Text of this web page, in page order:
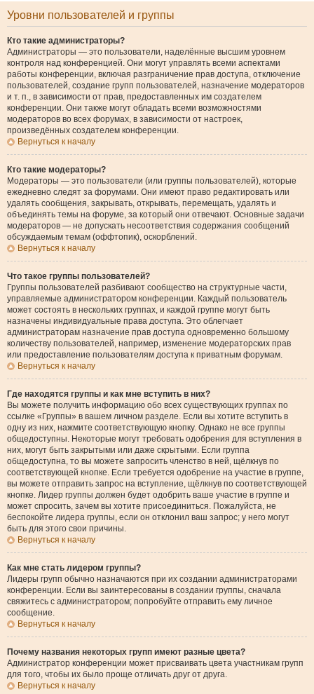
Уровни пользователей и группы
Кто такие администраторы?
Администраторы — это пользователи, наделённые высшим уровнем
контроля над конференцией. Они могут управлять всеми аспектами
работы конференции, включая разграничение прав доступа, отключение
пользователей, создание групп пользователей, назначение модераторов
и т. п., в зависимости от прав, предоставленных им создателем
конференции. Они также могут обладать всеми возможностями
модераторов во всех форумах, в зависимости от настроек,
произведённых создателем конференции.
Вернуться к началу
Кто такие модераторы?
Модераторы — это пользователи (или группы пользователей), которые
ежедневно следят за форумами. Они имеют право редактировать или
удалять сообщения, закрывать, открывать, перемещать, удалять и
объединять темы на форуме, за который они отвечают. Основные задачи
модераторов — не допускать несоответствия содержания сообщений
обсуждаемым темам (оффтопик), оскорблений.
Вернуться к началу
Что такое группы пользователей?
Группы пользователей разбивают сообщество на структурные части,
управляемые администратором конференции. Каждый пользователь
может состоять в нескольких группах, и каждой группе могут быть
назначены индивидуальные права доступа. Это облегчает
администраторам назначение прав доступа одновременно большому
количеству пользователей, например, изменение модераторских прав
или предоставление пользователям доступа к приватным форумам.
Вернуться к началу
Где находятся группы и как мне вступить в них?
Вы можете получить информацию обо всех существующих группах по
ссылке «Группы» в вашем личном разделе. Если вы хотите вступить в
одну из них, нажмите соответствующую кнопку. Однако не все группы
общедоступны. Некоторые могут требовать одобрения для вступления в
них, могут быть закрытыми или даже скрытыми. Если группа
общедоступна, то вы можете запросить членство в ней, щёлкнув по
соответствующей кнопке. Если требуется одобрение на участие в группе,
вы можете отправить запрос на вступление, щёлкнув по соответствующей
кнопке. Лидер группы должен будет одобрить ваше участие в группе и
может спросить, зачем вы хотите присоединиться. Пожалуйста, не
беспокойте лидера группы, если он отклонил ваш запрос; у него могут
быть для этого свои причины.
Вернуться к началу
Как мне стать лидером группы?
Лидеры групп обычно назначаются при их создании администраторами
конференции. Если вы заинтересованы в создании группы, сначала
свяжитесь с администратором; попробуйте отправить ему личное
сообщение.
Вернуться к началу
Почему названия некоторых групп имеют разные цвета?
Администратор конференции может присваивать цвета участникам групп
для того, чтобы их было проще отличать друг от друга.
Вернуться к началу